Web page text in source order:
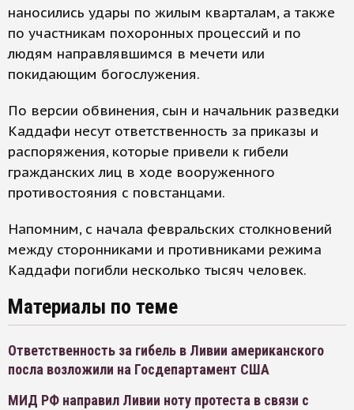
наносились удары по жилым кварталам, а также
по участникам похоронных процессий и по
людям направлявшимся в мечети или
покидающим богослужения.
По версии обвинения, сын и начальник разведки
Каддафи несут ответственность за приказы и
распоряжения, которые привели к гибели
гражданских лиц в ходе вооруженного
противостояния с повстанцами.
Напомним, с начала февральских столкновений
между сторонниками и противниками режима
Каддафи погибли несколько тысяч человек.
Материалы по теме
Ответственность за гибель в Ливии американского
посла возложили на Госдепартамент США
МИД РФ направил Ливии ноту протеста в связи с